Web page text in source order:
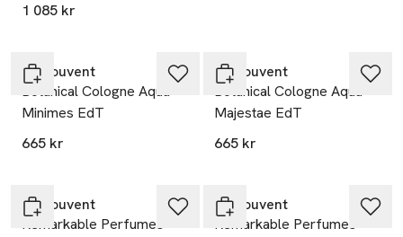
1 085 kr
Le Couvent
Botanical Cologne Aqua
Minimes EdT
665 kr
Le Couvent
Botanical Cologne Aqua
Majestae EdT
665 kr
Le Couvent
Remarkable Perfumes
Le Couvent
Remarkable Perfumes